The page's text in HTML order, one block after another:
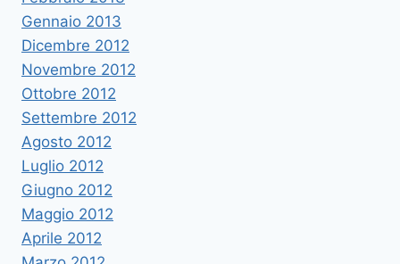
Gennaio 2013
Dicembre 2012
Novembre 2012
Ottobre 2012
Settembre 2012
Agosto 2012
Luglio 2012
Giugno 2012
Maggio 2012
Aprile 2012